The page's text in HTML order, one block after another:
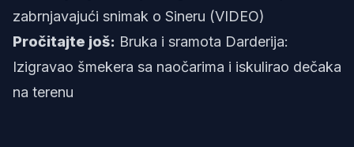
zabrnjavajući snimak o Sineru (VIDEO)
Pročitajte još: Bruka i sramota Darderija:
Izigravao šmekera sa naočarima i iskulirao dečaka
na terenu